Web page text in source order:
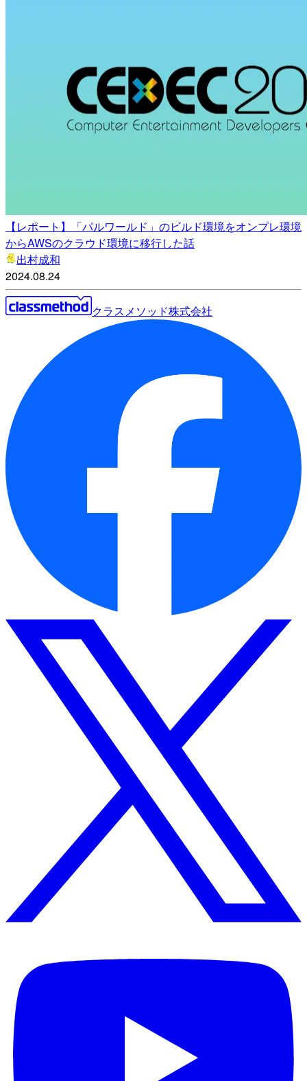
【レポート】「パルワールド」のビルド環境をオンプレ環境
からAWSのクラウド環境に移行した話
出村成和
2024.08.24
クラスメソッド株式会社